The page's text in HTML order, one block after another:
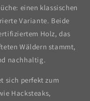
einen klassischen
Variante. Beide
Holz, das
Wäldern stammt,
nachhaltig.
sich perfekt zum
Hacksteaks,